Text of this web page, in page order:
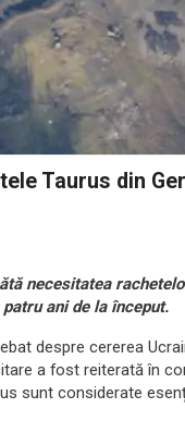
Taurus din
necesitatea
ani de la început.
despre cererea
a fost reiterată în
sunt considerate